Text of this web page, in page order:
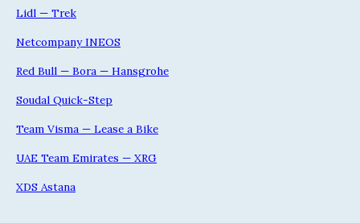
Lidl — Trek
Netcompany INEOS
Red Bull — Bora — Hansgrohe
Soudal Quick-Step
Team Visma — Lease a Bike
UAE Team Emirates — XRG
XDS Astana